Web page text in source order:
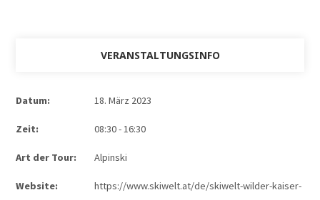
VERANSTALTUNGSINFO
Datum: 18. März 2023
Zeit: 08:30 - 16:30
Art der Tour: Alpinski
Website:
https://www.skiwelt.at/de/skiwelt-wilder-kaiser-